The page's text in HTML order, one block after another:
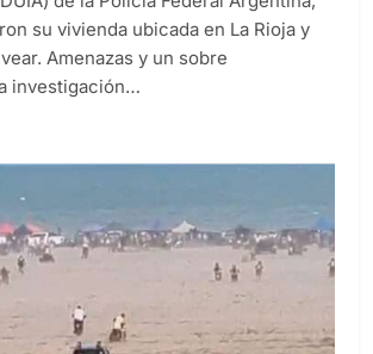
su vivienda ubicada en La Rioja y
Amenazas y un sobre
investigación…